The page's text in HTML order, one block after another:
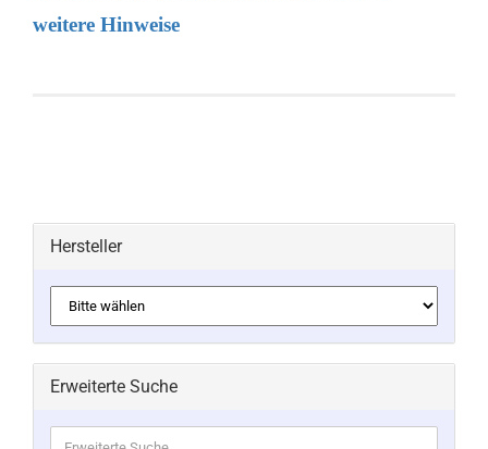
weitere Hinweise
Hersteller
Erweiterte Suche